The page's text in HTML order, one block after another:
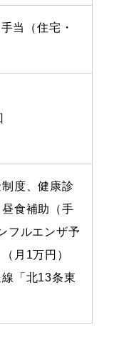
当（住宅・
度、健康診
食補助（手
フルエンザ予
月1万円）
「北13条東